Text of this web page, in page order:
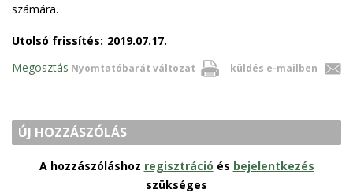
számára.
Utolsó frissítés: 2019.07.17.
Nyomtatóbarát változat küldés e-mailben
Megosztás
ÚJ HOZZÁSZÓLÁS
A hozzászóláshoz regisztráció és bejelentkezés
szükséges